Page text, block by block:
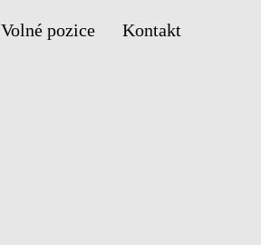
Volné pozice Kontakt